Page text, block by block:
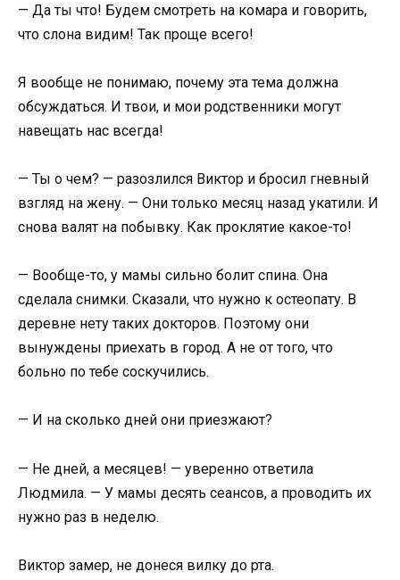
— Да ты что! Будем смотреть на комара и говорить,
что слона видим! Так проще всего!
Я вообще не понимаю, почему эта тема должна
обсуждаться. И твои, и мои родственники могут
навещать нас всегда!
— Ты о чем? — разозлился Виктор и бросил гневный
взгляд на жену. — Они только месяц назад укатили. И
снова валят на побывку. Как проклятие какое-то!
— Вообще-то, у мамы сильно болит спина. Она
сделала снимки. Сказали, что нужно к остеопату. В
деревне нету таких докторов. Поэтому они
вынуждены приехать в город. А не от того, что
больно по тебе соскучились.
— И на сколько дней они приезжают?
— Не дней, а месяцев! — уверенно ответила
Людмила. — У мамы десять сеансов, а проводить их
нужно раз в неделю.
Виктор замер, не донеся вилку до рта.